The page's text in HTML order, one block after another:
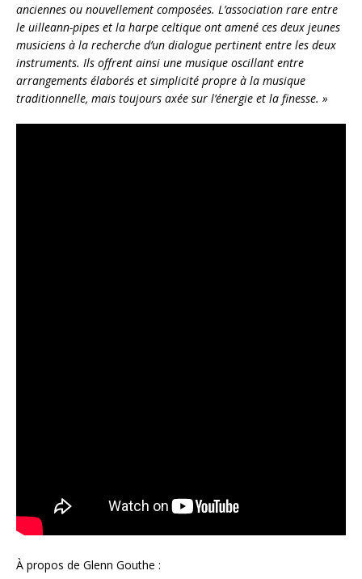
anciennes ou nouvellement composées. L’association rare entre
le uilleann-pipes et la harpe celtique ont amené ces deux jeunes
musiciens à la recherche d’un dialogue pertinent entre les deux
instruments. Ils offrent ainsi une musique oscillant entre
arrangements élaborés et simplicité propre à la musique
traditionnelle, mais toujours axée sur l’énergie et la finesse. »
À propos de Glenn Gouthe :